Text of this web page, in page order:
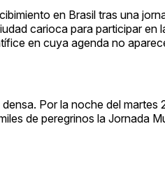
en Brasil tras una
carioca para participar en
en cuya agenda no
Por la noche del martes
de peregrinos la Jornada